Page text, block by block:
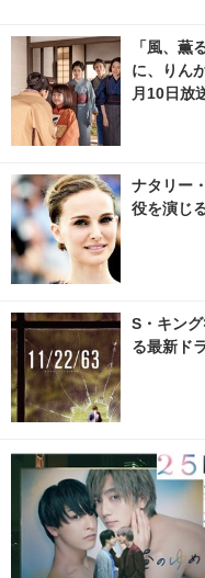
「風、
に、りん
月10日放
ナタリー
役を演じ
S・キン
る最新ド